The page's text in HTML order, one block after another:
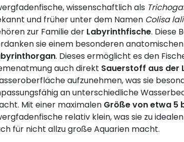
wissenschaftlich als
und früher unter dem Namen Colisa
zur Familie der Labyrinthfische. Diese
sie einem besonderen
. Dieses ermöglicht es den
auch direkt Sauerstoff aus der
aufzunehmen, was sie
an unterschiedliche
Mit einer maximalen Größe von etwa 5
relativ klein, was sie zu
für nicht allzu große Aquarien macht.